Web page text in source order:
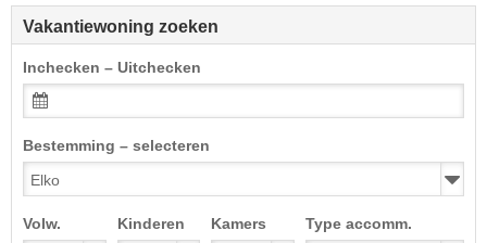
Vakantiewoning zoeken
Inchecken – Uitchecken
Bestemming – selecteren
Volw. Kinderen Kamers Type accomm.